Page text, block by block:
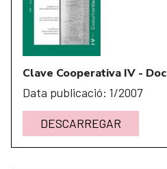
Clave Cooperativa IV -
Data publicació: 1/2007
DESCARREGAR